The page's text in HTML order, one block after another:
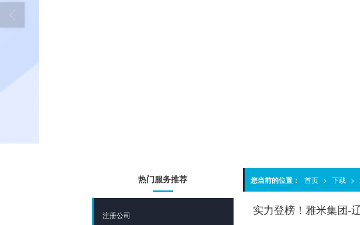
您当前的位置： 首页 > 下载 >
实力登榜！雅米集团-
热门服务推荐
注册公司